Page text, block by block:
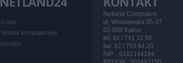
Netland Computers
ul. Wrocławska 35-37
62-800 Kalisz
tel: 62 / 741 22 58
fax: 62 / 753 64 20
NIP 6182144184
O nas
Serwis komputerowy
Kontakt